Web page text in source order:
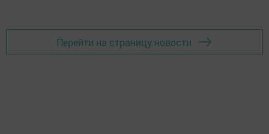
Перейти на страницу новости